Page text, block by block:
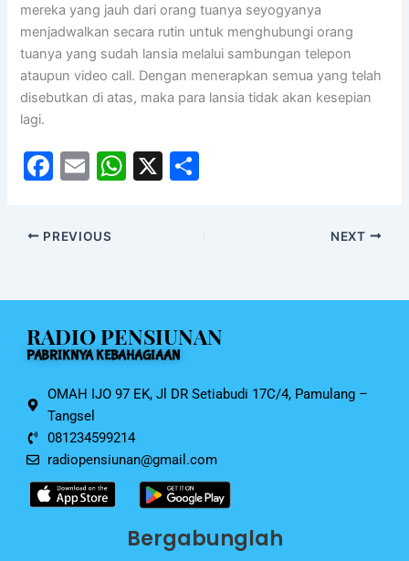
mereka yang jauh dari orang tuanya seyogyanya
menjadwalkan secara rutin untuk menghubungi orang
tuanya yang sudah lansia melalui sambungan telepon
ataupun video call. Dengan menerapkan semua yang telah
disebutkan di atas, maka para lansia tidak akan kesepian
lagi.
F
c
e
o
o
k
E
ai
l
W
p
p
X
PREVIOUS NEXT
RADIO PENSIUNAN
PABRIKNYA KEBAHAGIAAN
OMAH IJO 97 EK, Jl DR Setiabudi 17C/4, Pamulang –
Tangsel
081234599214
radiopensiunan@gmail.com
Bergabunglah